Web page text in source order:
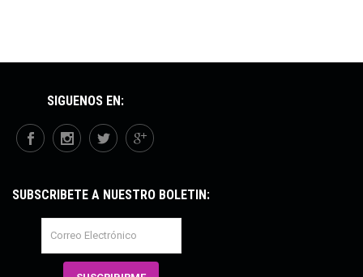
SÍGUENOS EN:
SUBSCRÍBETE A NUESTRO BOLETÍN: